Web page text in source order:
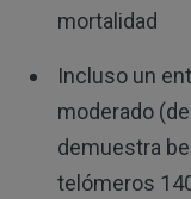
mortalidad
Incluso un
moderado
demuestra
telómeros